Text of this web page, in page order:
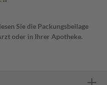
Sie die Packungsbeilage
oder in Ihrer Apotheke.